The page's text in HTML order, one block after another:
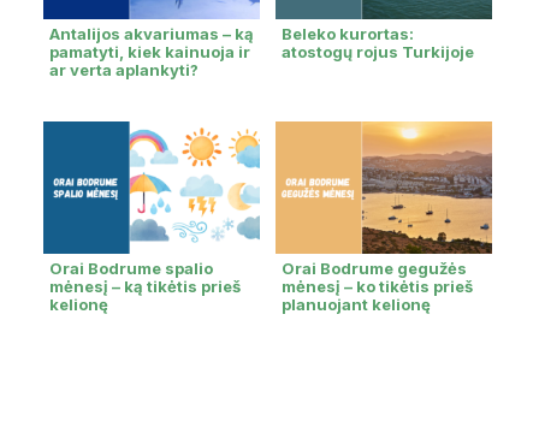
Antalijos akvariumas – ką
pamatyti, kiek kainuoja ir
ar verta aplankyti?
Beleko kurortas:
atostogų rojus Turkijoje
Orai Bodrume spalio
mėnesį – ką tikėtis prieš
kelionę
Orai Bodrume gegužės
mėnesį – ko tikėtis prieš
planuojant kelionę